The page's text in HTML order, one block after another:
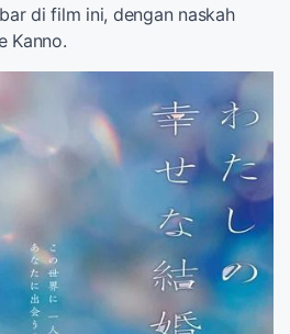
di film ini, dengan naskah
Kanno.